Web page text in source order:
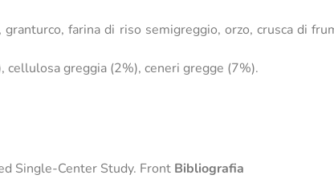
farina di riso semigreggio, orzo, crusca di
greggia (2%), ceneri gregge (7%).
Single-Center Study. Front Bibliografia